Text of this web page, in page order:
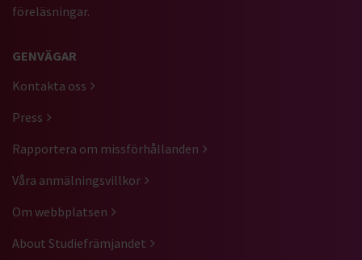
föreläsningar.
GENVÄGAR
Kontakta oss
Press
Rapportera om missförhållanden
Våra anmälningsvillkor
Om webbplatsen
About Studiefrämjandet